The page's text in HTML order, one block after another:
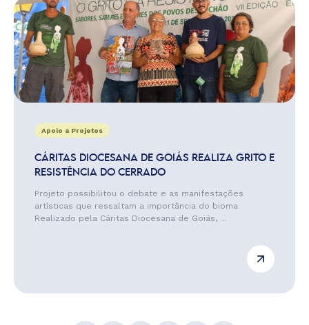
Apoio a Projetos
CÁRITAS DIOCESANA DE GOIÁS REALIZA GRITO E
RESISTÊNCIA DO CERRADO
Projeto possibilitou o debate e as manifestações
artísticas que ressaltam a importância do bioma
Realizado pela Cáritas Diocesana de Goiás, ...